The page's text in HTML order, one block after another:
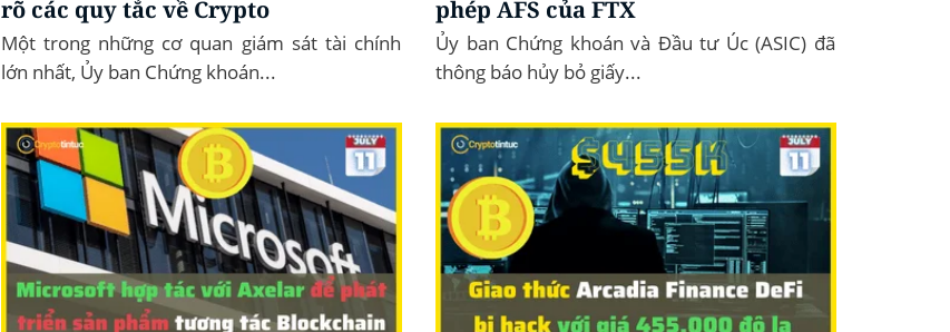
rõ các quy tắc về Crypto
Một trong những cơ quan giám sát tài chính
lớn nhất, Ủy ban Chứng khoán...
phép AFS của FTX
Ủy ban Chứng khoán và Đầu tư Úc (ASIC) đã
thông báo hủy bỏ giấy...